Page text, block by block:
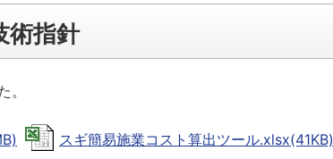
術指針
。
スギ簡易施業コスト算出ツール.xlsx(41KB)